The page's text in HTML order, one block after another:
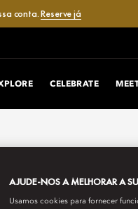
conta.Reserve já
CELEBRATE
AJUDE-NOS A MELHORAR A
Usamos cookies para fornecer